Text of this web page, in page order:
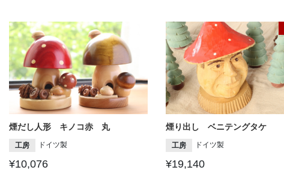
煙だし人形 キノコ赤 丸
工房 ドイツ製
¥10,076
煙り出し ベニテングタケ
工房 ドイツ製
¥19,140